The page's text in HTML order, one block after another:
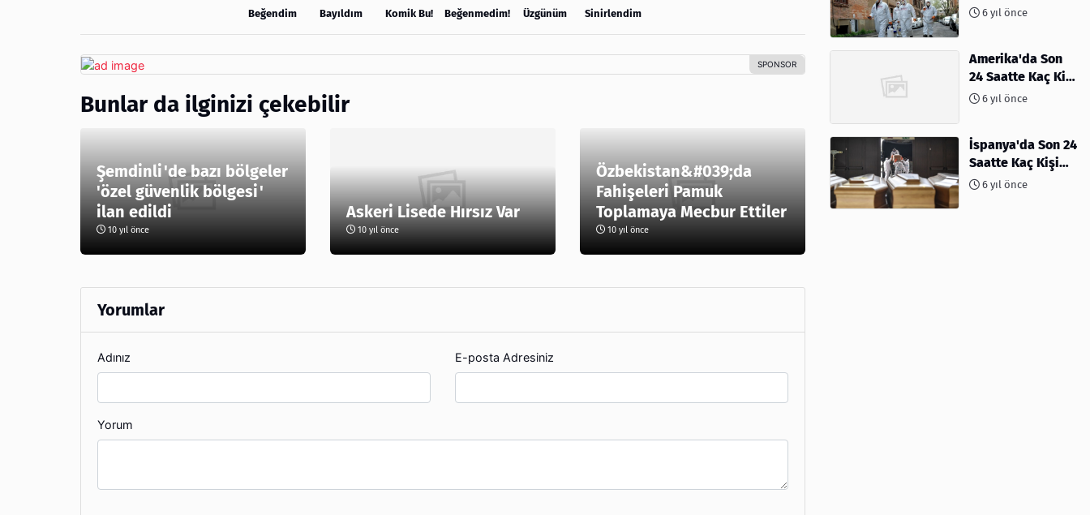
Beğendim Bayıldım Komik Bu! Beğenmedim! Üzgünüm Sinirlendim
Bunlar da ilginizi çekebilir
Şemdinli'de bazı bölgeler
'özel güvenlik bölgesi'
ilan edildi
10 yıl önce
Askeri Lisede Hırsız Var
10 yıl önce
Özbekistan&#039;da
Fahişeleri Pamuk
Toplamaya Mecbur Ettiler
10 yıl önce
Yorumlar
Adınız E-posta Adresiniz
Yorum
Öldü6 yıl önce
Amerika'da Son
24 Saatte Kaç Kişi
Öldü - 06 Nisan
6 yıl önce
İspanya'da Son 24
Saatte Kaç Kişi
Öldü6 yıl önce